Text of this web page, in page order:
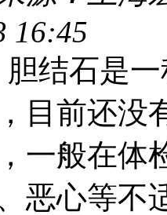
16:45
石是一种
目前还没
一般在体
恶心等不